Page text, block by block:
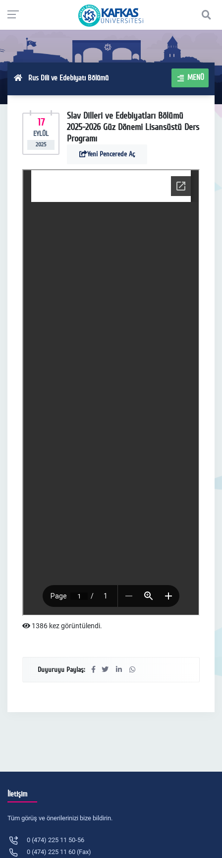
Rus Dili ve Edebiyatı Bölümü MENÜ
17
EYLÜL
2025
Slav Dilleri ve Edebiyatları Bölümü
2025-2026 Güz Dönemi Lisansüstü Ders
Programı
Yeni Pencerede Aç
1386 kez görüntülendi.
Duyuruyu Paylaş:
İletişim
Tüm görüş ve önerilerinizi bize bildirin.
0 (474) 225 11 50-56
0 (474) 225 11 60 (Fax)